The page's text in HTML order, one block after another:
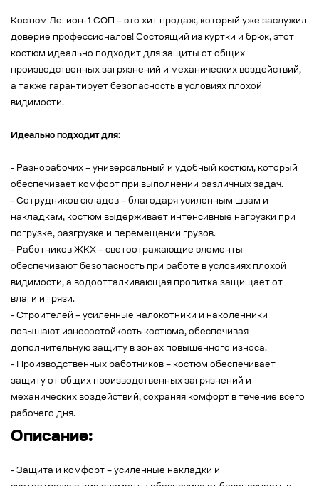
Костюм Легион-1 СОП – это хит продаж, который уже заслужил
доверие профессионалов! Состоящий из куртки и брюк, этот
костюм идеально подходит для защиты от общих
производственных загрязнений и механических воздействий,
а также гарантирует безопасность в условиях плохой
видимости.
Идеально подходит для:
- Разнорабочих – универсальный и удобный костюм, который
обеспечивает комфорт при выполнении различных задач.
- Сотрудников складов – благодаря усиленным швам и
накладкам, костюм выдерживает интенсивные нагрузки при
погрузке, разгрузке и перемещении грузов.
- Работников ЖКХ – светоотражающие элементы
обеспечивают безопасность при работе в условиях плохой
видимости, а водоотталкивающая пропитка защищает от
влаги и грязи.
- Строителей – усиленные налокотники и наколенники
повышают износостойкость костюма, обеспечивая
дополнительную защиту в зонах повышенного износа.
- Производственных работников – костюм обеспечивает
защиту от общих производственных загрязнений и
механических воздействий, сохраняя комфорт в течение всего
рабочего дня.
Описание:
- Защита и комфорт – усиленные накладки и